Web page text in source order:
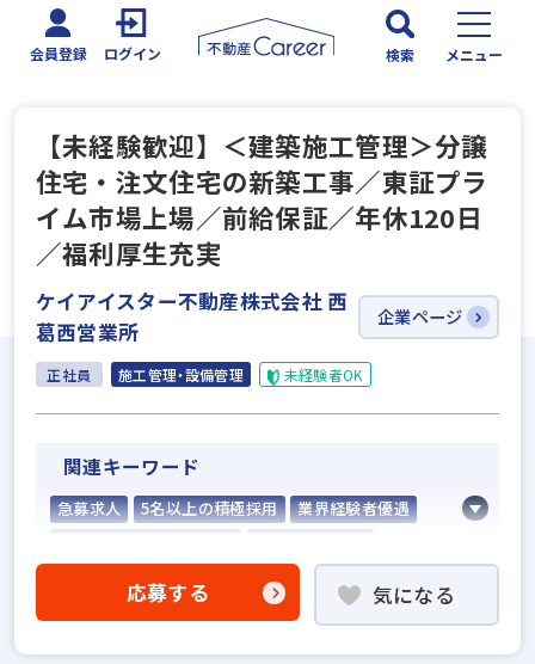
会員登録 ログイン 検索 メニュー
【未経験歓迎】＜建築施工管理＞分譲
住宅・注文住宅の新築工事／東証プラ
イム市場上場／前給保証／年休120日
／福利厚生充実
ケイアイスター不動産株式会社 西
葛西営業所
企業ページ
正社員 施工管理・設備管理 未経験者OK
関連キーワード
急募求人 5名以上の積極採用
業界経験者優遇
職種未経験歓迎
成果給が充実
固定給25万円以上
応募する 気になる